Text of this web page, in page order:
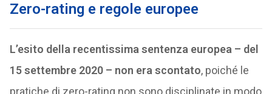
Zero-rating e regole europee
L’esito della recentissima sentenza europea – del
15 settembre 2020 – non era scontato, poiché le
pratiche di zero-rating non sono disciplinate in modo